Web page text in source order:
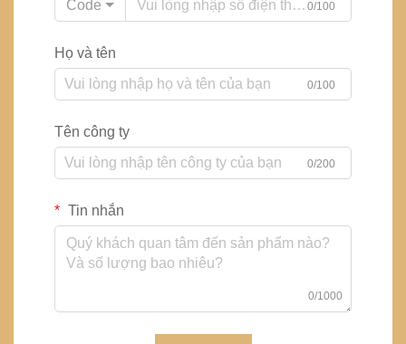
Code 0/100
Họ và tên
0/100
Tên công ty
0/200
Tin nhắn
0/1000